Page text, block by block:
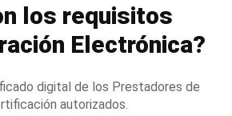
los requisitos
Electrónica?
digital de los Prestadores de
autorizados.